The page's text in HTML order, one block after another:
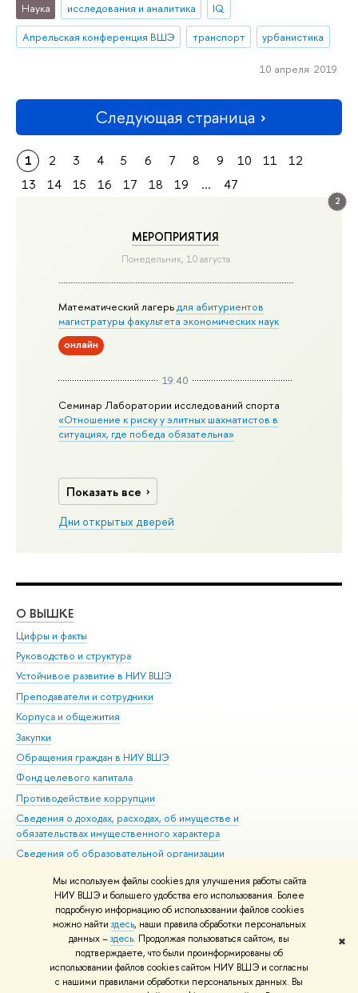
Мы используем файлы cookies для улучшения работы сайта
НИУ ВШЭ и большего удобства его использования. Более
подробную информацию об использовании файлов cookies
можно найти здесь, наши правила обработки персональных
данных –здесь. Продолжая пользоваться сайтом, вы
подтверждаете, что были проинформированы об
использовании файлов cookies сайтом НИУ ВШЭ и согласны
с нашими правилами обработки персональных данных. Вы
✖
2
МЕРОПРИЯТИЯ
Понедельник, 10 августа
Математический лагерьдля абитуриентов
магистратуры факультета экономических наук
онлайн
19:40
Семинар Лаборатории исследований спорта
«Отношение к риску у элитных шахматистов в
ситуациях, где победа обязательна»
Показать все
Дни открытых дверей
Наука исследования и аналитика
IQ
Апрельская конференция ВШЭ
транспорт урбанистика
10 апреля 2019
Следующая страница
1 2 3 4 5 6 7 8 9 10 11
12
13
14 15 16 17 18 19 ... 47
О ВЫШКЕ
Цифры и факты
Руководство и структура
Устойчивое развитие в НИУ ВШЭ
Преподаватели и сотрудники
Корпуса и общежития
Закупки
Обращения граждан в НИУ ВШЭ
Фонд целевого капитала
Противодействие коррупции
Сведения о доходах, расходах, об имуществе и
обязательствах имущественного характера
Сведения об образовательной организации
Людям с ограниченными возможностями здоровья
Единая платежная страница
Работа в Вышке
© НИУ ВШЭ 1993–2026 Адреса и контакты Условия использования
материалов Политика конфиденциальности Карта сайта